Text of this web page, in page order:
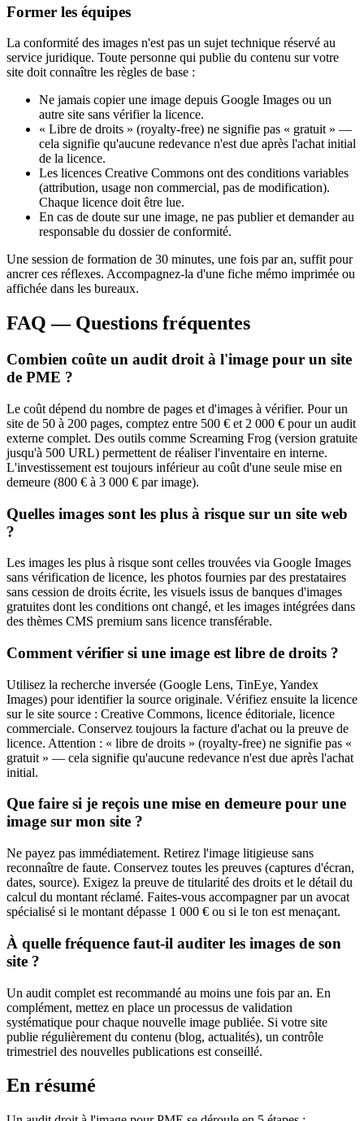
Former les équipes
La conformité des images n'est pas un sujet technique réservé au
service juridique. Toute personne qui publie du contenu sur votre
site doit connaître les règles de base :
Ne jamais copier une image depuis Google Images ou un
autre site sans vérifier la licence.
« Libre de droits » (royalty-free) ne signifie pas « gratuit » —
cela signifie qu'aucune redevance n'est due après l'achat initial
de la licence.
Les licences Creative Commons ont des conditions variables
(attribution, usage non commercial, pas de modification).
Chaque licence doit être lue.
En cas de doute sur une image, ne pas publier et demander au
responsable du dossier de conformité.
Une session de formation de 30 minutes, une fois par an, suffit pour
ancrer ces réflexes. Accompagnez-la d'une fiche mémo imprimée ou
affichée dans les bureaux.
FAQ — Questions fréquentes
Combien coûte un audit droit à l'image pour un site
de PME ?
Le coût dépend du nombre de pages et d'images à vérifier. Pour un
site de 50 à 200 pages, comptez entre 500 € et 2 000 € pour un audit
externe complet. Des outils comme Screaming Frog (version gratuite
jusqu'à 500 URL) permettent de réaliser l'inventaire en interne.
L'investissement est toujours inférieur au coût d'une seule mise en
demeure (800 € à 3 000 € par image).
Quelles images sont les plus à risque sur un site web
?
Les images les plus à risque sont celles trouvées via Google Images
sans vérification de licence, les photos fournies par des prestataires
sans cession de droits écrite, les visuels issus de banques d'images
gratuites dont les conditions ont changé, et les images intégrées dans
des thèmes CMS premium sans licence transférable.
Comment vérifier si une image est libre de droits ?
Utilisez la recherche inversée (Google Lens, TinEye, Yandex
Images) pour identifier la source originale. Vérifiez ensuite la licence
sur le site source : Creative Commons, licence éditoriale, licence
commerciale. Conservez toujours la facture d'achat ou la preuve de
licence. Attention : « libre de droits » (royalty-free) ne signifie pas «
gratuit » — cela signifie qu'aucune redevance n'est due après l'achat
initial.
Que faire si je reçois une mise en demeure pour une
image sur mon site ?
Ne payez pas immédiatement. Retirez l'image litigieuse sans
reconnaître de faute. Conservez toutes les preuves (captures d'écran,
dates, source). Exigez la preuve de titularité des droits et le détail du
calcul du montant réclamé. Faites-vous accompagner par un avocat
spécialisé si le montant dépasse 1 000 € ou si le ton est menaçant.
À quelle fréquence faut-il auditer les images de son
site ?
Un audit complet est recommandé au moins une fois par an. En
complément, mettez en place un processus de validation
systématique pour chaque nouvelle image publiée. Si votre site
publie régulièrement du contenu (blog, actualités), un contrôle
trimestriel des nouvelles publications est conseillé.
En résumé